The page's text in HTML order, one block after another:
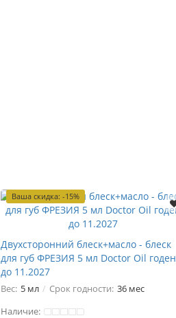
Ваша скидка: -15%
Двухсторонний блеск+масло - блеск
для губ ФРЕЗИЯ 5 мл Doctor Oil годен
до 11.2027
Вес: 5 мл Срок годности: 36 мес
Наличие: